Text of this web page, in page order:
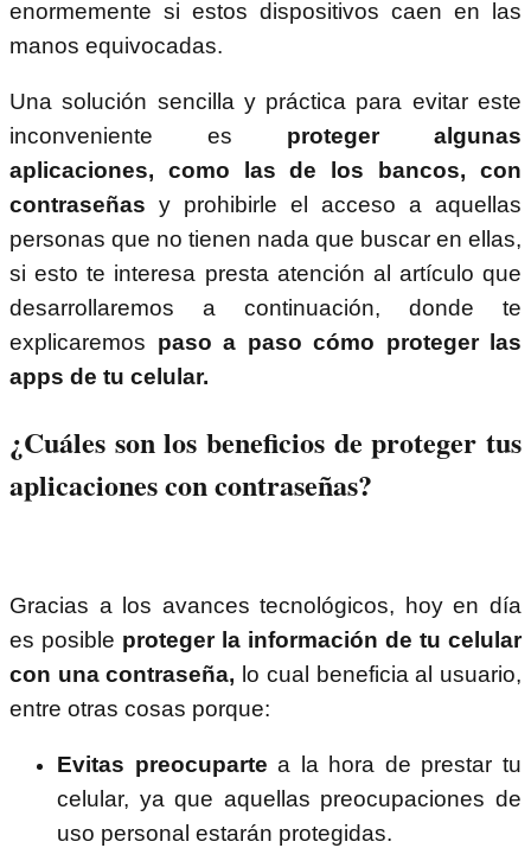
enormemente si estos dispositivos caen en las
manos equivocadas.
Una solución sencilla y práctica para evitar este
inconveniente es proteger algunas
aplicaciones, como las de los bancos, con
contraseñas y prohibirle el acceso a aquellas
personas que no tienen nada que buscar en ellas,
si esto te interesa presta atención al artículo que
desarrollaremos a continuación, donde te
explicaremos paso a paso cómo proteger las
apps de tu celular.
¿Cuáles son los beneficios de proteger tus
aplicaciones con contraseñas?
Gracias a los avances tecnológicos, hoy en día
es posible proteger la información de tu celular
con una contraseña, lo cual beneficia al usuario,
entre otras cosas porque:
Evitas preocupartea la hora de prestar tu
celular, ya que aquellas preocupaciones de
uso personal estarán protegidas.